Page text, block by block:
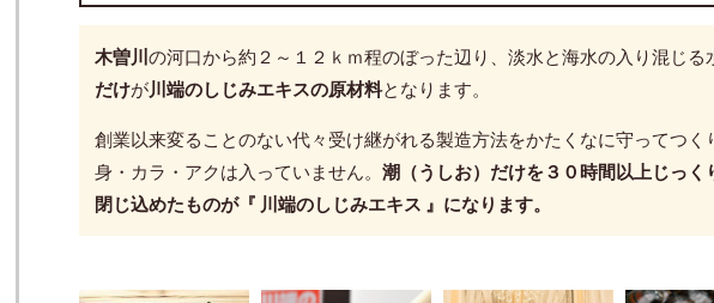
木曽川 の河口から約２～１２ｋｍ程のぼった辺り、淡水と海水の入り混じる
だけが川端のしじみエキスの原材料となります。
創業以来変ることのない代々受け継がれる製造方法をかたくなに守ってつく
身・カラ・アクは入っていません。 潮（うしお）だけを３０時間以上じっく
閉じ込めたものが『 川端のしじみエキス 』になります。